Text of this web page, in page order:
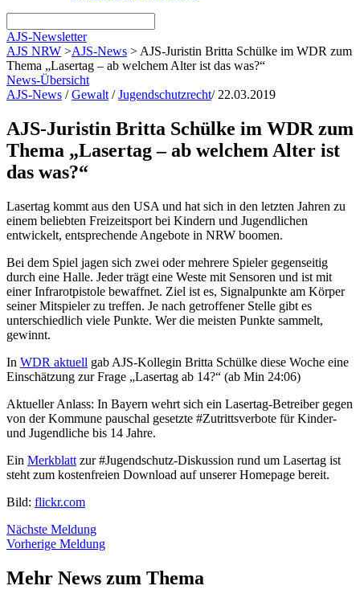
AJS-Newsletter
AJS NRW >AJS-News > AJS-Juristin Britta Schülke im WDR zum
Thema „Lasertag – ab welchem Alter ist das was?“
News-Übersicht
AJS-News /Gewalt /Jugendschutzrecht/ 22.03.2019
AJS-Juristin Britta Schülke im WDR zum
Thema „Lasertag – ab welchem Alter ist
das was?“
Lasertag kommt aus den USA und hat sich in den letzten Jahren zu
einem beliebten Freizeitsport bei Kindern und Jugendlichen
entwickelt, entsprechende Angebote in NRW boomen.
Bei dem Spiel jagen sich zwei oder mehrere Spieler gegenseitig
durch eine Halle. Jeder trägt eine Weste mit Sensoren und ist mit
einer Infrarotpistole bewaffnet. Ziel ist es, Signalpunkte am Körper
seiner Mitspieler zu treffen. Je nach getroffener Stelle gibt es
unterschiedlich viele Punkte. Wer die meisten Punkte sammelt,
gewinnt.
In WDR aktuell gab AJS-Kollegin Britta Schülke diese Woche eine
Einschätzung zur Frage „Lasertag ab 14?“ (ab Min 24:06)
Aktueller Anlass: In Bayern wehrt sich ein Lasertag-Betreiber gegen
von der Kommune pauschal gesetzte #Zutrittsverbote für Kinder-
und Jugendliche bis 14 Jahre.
Ein Merkblatt zur#Jugendschutz-Diskussion rund um Lasertag ist
steht zum kostenfreien Download auf unserer Homepage bereit.
Bild: flickr.com
Nächste Meldung
Vorherige Meldung
Mehr News zum Thema